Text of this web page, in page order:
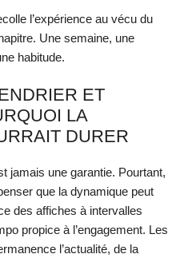
l’expérience au vécu du
Une semaine, une
habitude.
ET
LA
DURER
jamais une garantie. Pourtant,
que la dynamique peut
des affiches à intervalles
propice à l’engagement. Les
l’actualité, de la